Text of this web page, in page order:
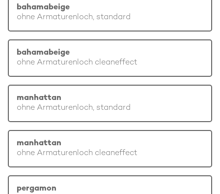
bahamabeige
ohne Armaturenloch, standard
bahamabeige
ohne Armaturenloch cleaneffect
manhattan
ohne Armaturenloch, standard
manhattan
ohne Armaturenloch cleaneffect
pergamon